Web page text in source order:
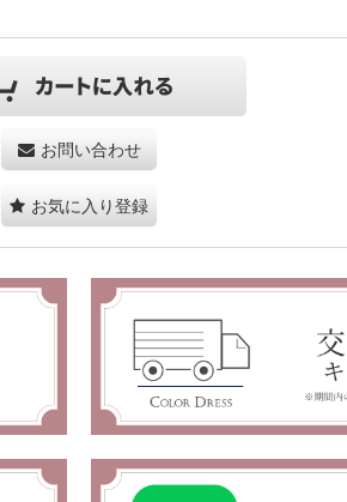
お問い合わせ
お気に入り登録